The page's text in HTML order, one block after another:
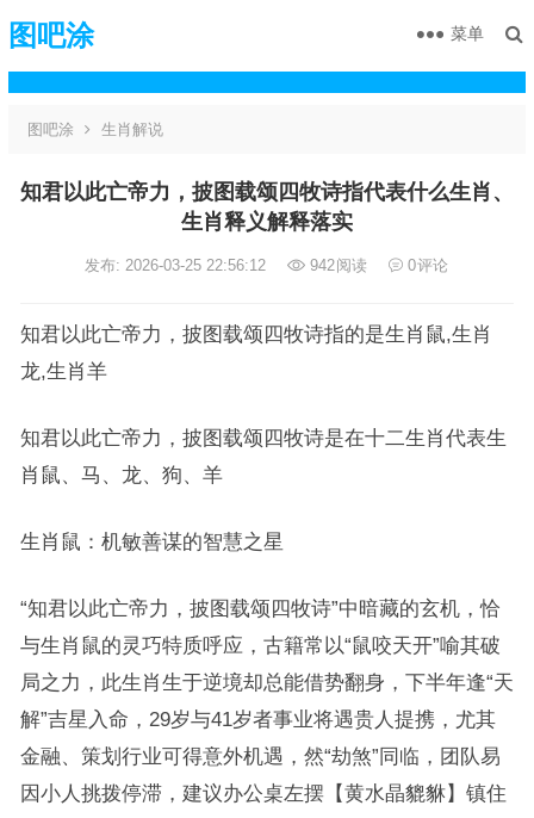
图吧涂 菜单
图吧涂 生肖解说
知君以此亡帝力，披图载颂四牧诗指代表什么生肖、
生肖释义解释落实
发布: 2026-03-25 22:56:12 942阅读 0评论
知君以此亡帝力，披图载颂四牧诗指的是生肖鼠,生肖
龙,生肖羊
知君以此亡帝力，披图载颂四牧诗是在十二生肖代表生
肖鼠、马、龙、狗、羊
生肖鼠：机敏善谋的智慧之星
“知君以此亡帝力，披图载颂四牧诗”中暗藏的玄机，恰
与生肖鼠的灵巧特质呼应，古籍常以“鼠咬天开”喻其破
局之力，此生肖生于逆境却总能借势翻身，下半年逢“天
解”吉星入命，29岁与41岁者事业将遇贵人提携，尤其
金融、策划行业可得意外机遇，然“劫煞”同临，团队易
因小人挑拨停滞，建议办公桌左摆【黄水晶貔貅】镇住